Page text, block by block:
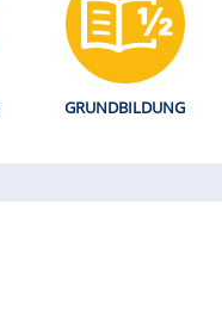
GRUNDBILDUNG